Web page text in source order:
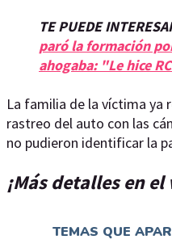
TE PUEDE
paró la formación
ahogaba: "Le hice
La familia de la víctima ya
rastreo del auto con las
no pudieron identificar la
¡Más detalles en
TEMAS QUE